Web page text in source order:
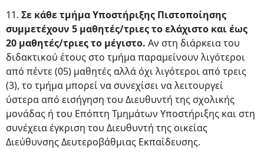
11. Σε κάθε τμήμα Υποστήριξης Πιστοποίησης
συμμετέχουν 5 μαθητές/τριες το ελάχιστο και έως
20 μαθητές/τριες το μέγιστο. Αν στη διάρκεια του
διδακτικού έτους στο τμήμα παραμείνουν λιγότεροι
από πέντε (05) μαθητές αλλά όχι λιγότεροι από τρεις
(3), το τμήμα μπορεί να συνεχίσει να λειτουργεί
ύστερα από εισήγηση του Διευθυντή της σχολικής
μονάδας ή του Επόπτη Τμημάτων Υποστήριξης και στη
συνέχεια έγκριση του Διευθυντή της οικείας
Διεύθυνσης Δευτεροβάθμιας Εκπαίδευσης.